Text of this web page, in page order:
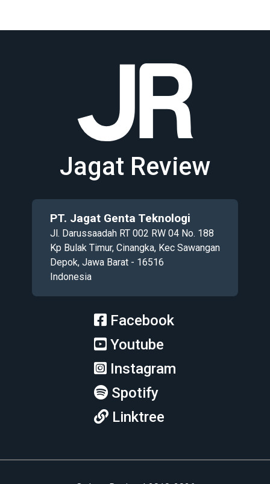
Jagat Review
PT. Jagat Genta Teknologi
Jl. Darussaadah RT 002 RW 04 No. 188
Kp Bulak Timur, Cinangka, Kec Sawangan
Depok, Jawa Barat - 16516
Indonesia
Facebook
Youtube
Instagram
Spotify
Linktree